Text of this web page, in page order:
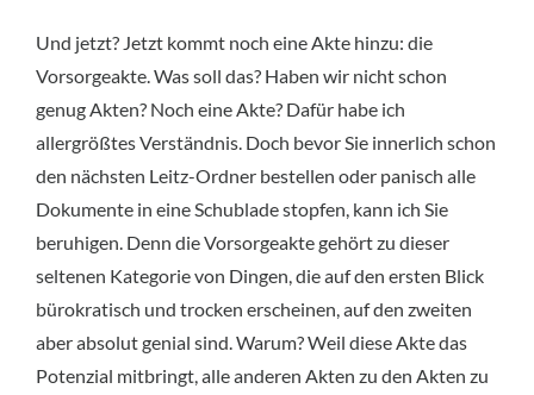
Und jetzt? Jetzt kommt noch eine Akte hinzu: die
Vorsorgeakte. Was soll das? Haben wir nicht schon
genug Akten? Noch eine Akte? Dafür habe ich
allergrößtes Verständnis. Doch bevor Sie innerlich schon
den nächsten Leitz-Ordner bestellen oder panisch alle
Dokumente in eine Schublade stopfen, kann ich Sie
beruhigen. Denn die Vorsorgeakte gehört zu dieser
seltenen Kategorie von Dingen, die auf den ersten Blick
bürokratisch und trocken erscheinen, auf den zweiten
aber absolut genial sind. Warum? Weil diese Akte das
Potenzial mitbringt, alle anderen Akten zu den Akten zu